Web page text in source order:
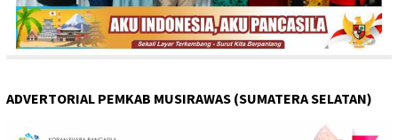
ADVERTORIAL PEMKAB MUSIRAWAS (SUMATERA SELATAN)